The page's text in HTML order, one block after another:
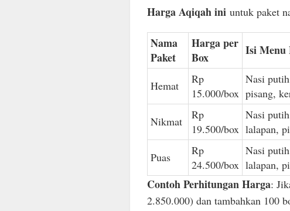
Harga Aqiqah iniuntuk paket
Nama
Paket
Harga per
Box
Isi Menu
Hemat
Rp
15.000/box
Nasi
pisang,
Nikmat
Rp
19.500/box
Nasi
lalapan,
Puas
Rp
24.500/box
Nasi
lalapan,
Contoh Perhitungan Harga:
2.850.000) dan tambahkan 100